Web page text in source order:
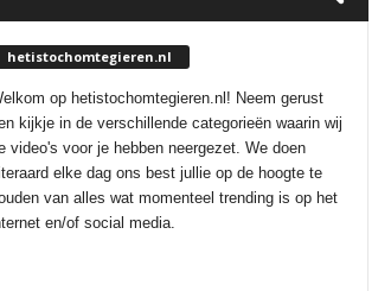
hetistochomtegieren.nl
op hetistochomtegieren.nl! Neem gerust
kijkje in de verschillende categorieën waarin wij
video's voor je hebben neergezet. We doen
elke dag ons best jullie op de hoogte te
van alles wat momenteel trending is op het
en/of social media.